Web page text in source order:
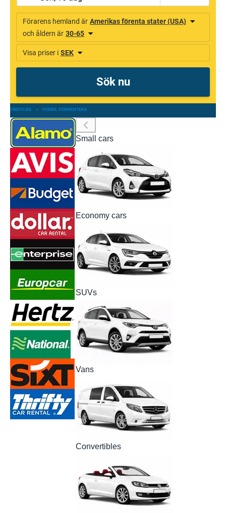
FINDYCAR » HYRBIL FORMENTERA
Small cars
Economy cars
SUVs
Vans
Convertibles